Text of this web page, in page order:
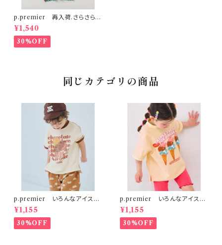
p.premier 再入荷.さらさら涼
しいエアリープリーツ総柄ワン
ピース チェック
¥1,540
30%OFF
同じカテゴリの商品
p.premier いろんなアイスち
ょーだいグラフィックリンガーT
シャツ ブラウン
¥1,155
30%OFF
p.premier いろんなアイスち
ょーだいグラフィックリンガーT
シャツ ベビーピンク
¥1,155
30%OFF